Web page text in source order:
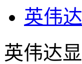
英伟
英伟达